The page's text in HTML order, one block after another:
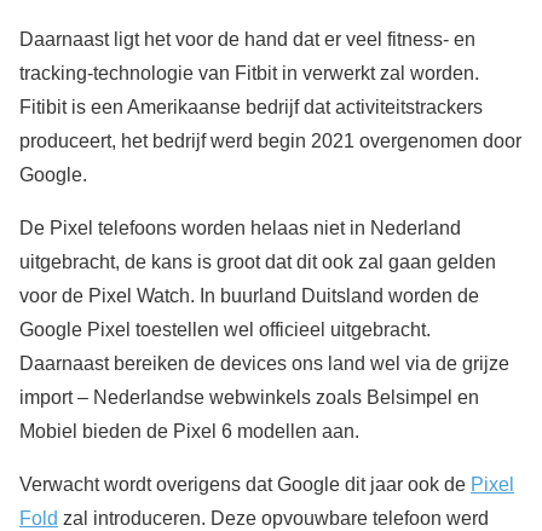
Daarnaast ligt het voor de hand dat er veel fitness- en
tracking-technologie van Fitbit in verwerkt zal worden.
Fitibit is een Amerikaanse bedrijf dat activiteitstrackers
produceert, het bedrijf werd begin 2021 overgenomen door
Google.
De Pixel telefoons worden helaas niet in Nederland
uitgebracht, de kans is groot dat dit ook zal gaan gelden
voor de Pixel Watch. In buurland Duitsland worden de
Google Pixel toestellen wel officieel uitgebracht.
Daarnaast bereiken de devices ons land wel via de grijze
import – Nederlandse webwinkels zoals Belsimpel en
Mobiel bieden de Pixel 6 modellen aan.
Verwacht wordt overigens dat Google dit jaar ook de Pixel
Fold zal introduceren. Deze opvouwbare telefoon werd